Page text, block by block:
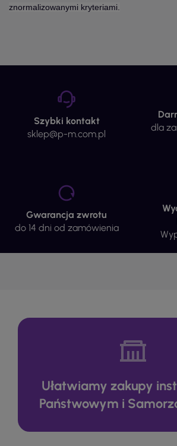
znormalizowanymi kryteriami.
Szybki kontakt
sklep@p-m.com.pl
dla
Gwarancja zwrotu
do 14 dni od zamówienia
Ułatwiamy zakupy
Państwowym i